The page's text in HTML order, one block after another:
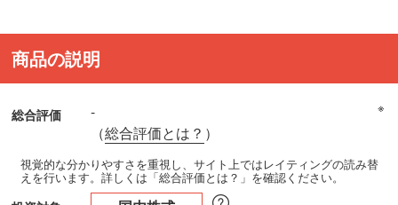
商品の説明
総合評価
-
（総合評価とは？ ）
※
視覚的な分かりやすさを重視し、サイト上ではレイティングの読み替
えを行います。詳しくは「総合評価とは？」を確認ください。